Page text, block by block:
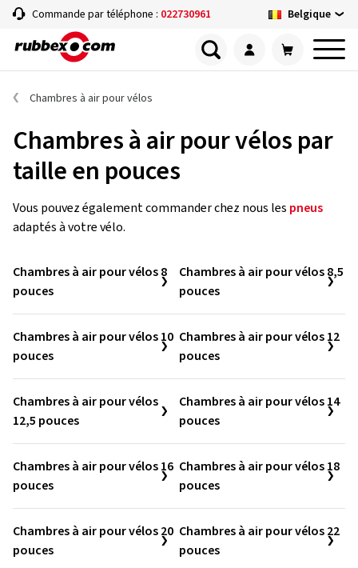
Commande par téléphone : 022730961 Belgique
Chambres à air pour vélos
Chambres à air pour vélos par
taille en pouces
Vous pouvez également commander chez nous les pneus
adaptés à votre vélo.
Chambres à air pour vélos 8
pouces
Chambres à air pour vélos 8,5
pouces
Chambres à air pour vélos 10
pouces
Chambres à air pour vélos 12
pouces
Chambres à air pour vélos
12,5 pouces
Chambres à air pour vélos 14
pouces
Chambres à air pour vélos 16
pouces
Chambres à air pour vélos 18
pouces
Chambres à air pour vélos 20
pouces
Chambres à air pour vélos 22
pouces